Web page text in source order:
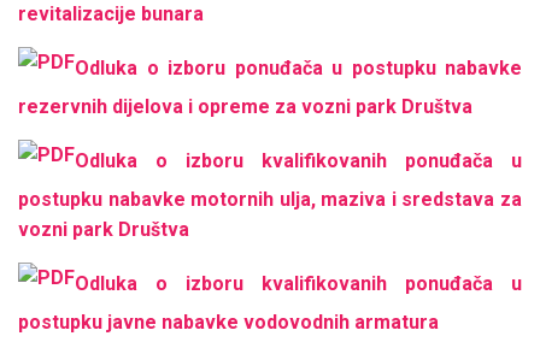
revitalizacije bunara
Odluka o izboru ponuđača u postupku nabavke
rezervnih dijelova i opreme za vozni park Društva
Odluka o izboru kvalifikovanih ponuđača u
postupku nabavke motornih ulja, maziva i sredstava za
vozni park Društva
Odluka o izboru kvalifikovanih ponuđača u
postupku javne nabavke vodovodnih armatura